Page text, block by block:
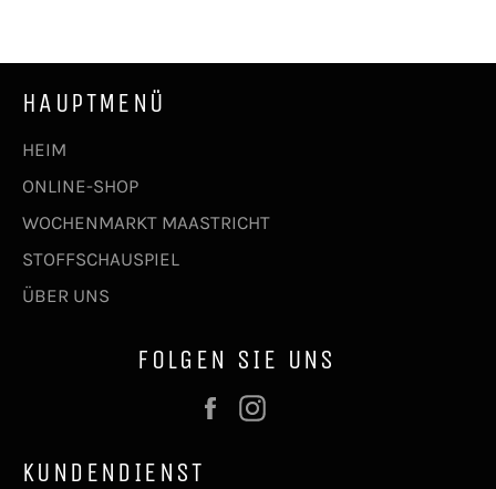
HAUPTMENÜ
HEIM
ONLINE-SHOP
WOCHENMARKT MAASTRICHT
STOFFSCHAUSPIEL
ÜBER UNS
FOLGEN SIE UNS
Facebook
KUNDENDIENST